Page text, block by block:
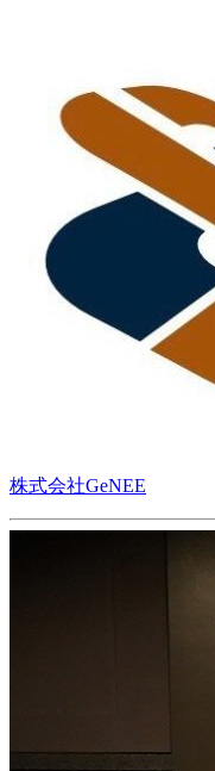
株式会社GeNEE